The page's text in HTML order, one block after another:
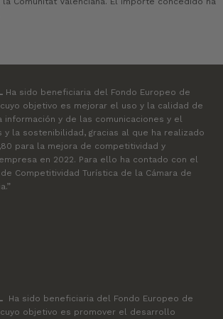
Ha sido beneficiaria del Fondo Europeo de
objetivo es mejorar el uso y la calidad de
información y de las comunicaciones y el
y la sostenibilidad, gracias al que ha realizado
para la mejora de competitividad y
en 2022. Para ello ha contado con el
Competitividad Turística de la Cámara de
Ha sido beneficiaria del Fondo Europeo de
objetivo es promover el desarrollo